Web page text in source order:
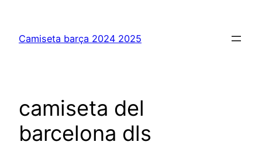
contenido
Camiseta barça 2024 2025
camiseta del
barcelona dls